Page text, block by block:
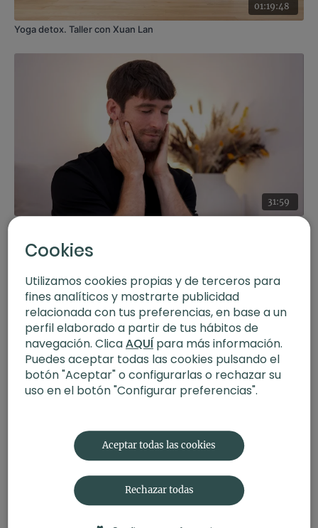
01:19:48
Yoga detox. Taller con Xuan Lan
31:59
01:02:38
con Antonio Jorge
Cookies
Utilizamos cookies propias y de terceros para
fines analíticos y mostrarte publicidad
relacionada con tus preferencias, en base a un
perfil elaborado a partir de tus hábitos de
navegación. ClicaAQUÍpara más información.
Puedes aceptar todas las cookies pulsando el
botón "Aceptar" o configurarlas o rechazar su
uso en el botón "Configurar preferencias".
Aceptar todas las cookies
Rechazar todas